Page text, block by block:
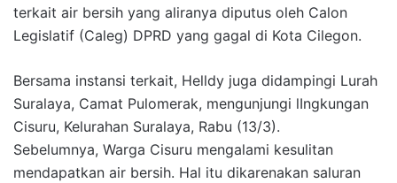
terkait air bersih yang aliranya diputus oleh Calon
Legislatif (Caleg) DPRD yang gagal di Kota Cilegon.
Bersama instansi terkait, Helldy juga didampingi Lurah
Suralaya, Camat Pulomerak, mengunjungi lIngkungan
Cisuru, Kelurahan Suralaya, Rabu (13/3).
Sebelumnya, Warga Cisuru mengalami kesulitan
mendapatkan air bersih. Hal itu dikarenakan saluran